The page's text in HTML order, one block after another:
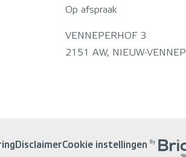
Op afspraak
VENNEPERHOF 3
2151 AW, NIEUW-VENNEP
DisclaimerCookie instellingen